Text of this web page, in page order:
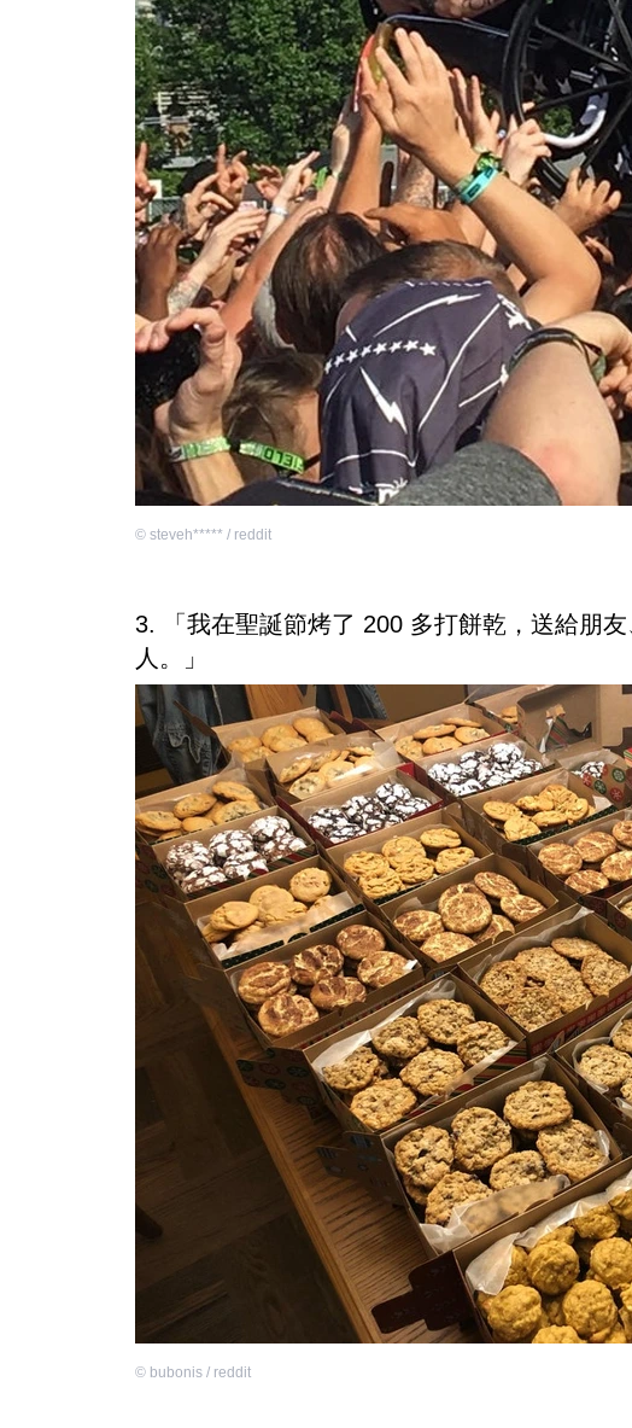
© steveh***** / reddit
3. 「我在聖誕節烤了 200 多打餅乾，送給朋
人。」
© bubonis / reddit